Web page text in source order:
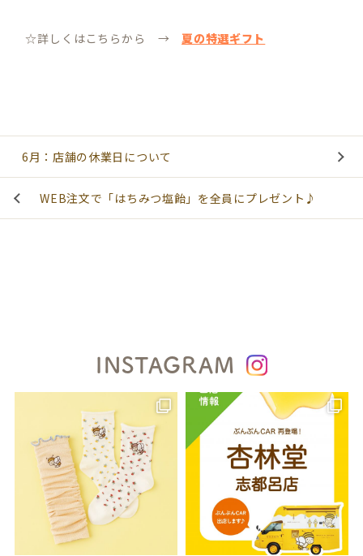
☆詳しくはこちらから →夏の特選ギフト
6月：店舗の休業日について
WEB注文で「はちみつ塩飴」を全員にプレゼント♪
INSTAGRAM